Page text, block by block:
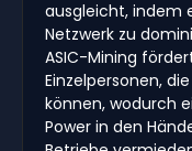
ausgleicht, indem
Netzwerk zu
ASIC-Mining
Einzelpersonen,
können, wodurch
Power in den